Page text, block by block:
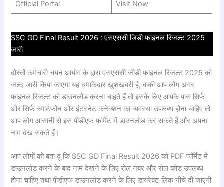
Official Portal Visit Now
SSC GD Final Result 2026 : एसएससी जिडी फाइनल रिजल्ट 2025
जारी
दोस्तों कर्मचारी चयन आयोग के द्वारा एसएससी जीडी फाइनल रिजल्ट 2025 को
जल्द जारी किया जाएगा यह धमाकेदार खुशखबरी है, बाकी आप लोग अगर
फाइनल रिजल्ट को डाउनलोड करना चाहते हैं तो इसके लिए आपके पास सिर्फ
और सिर्फ स्मार्टफोन और इंटरनेट कनेक्शन का व्यवस्था उपलब्ध होना चाहिए तो
आप लोग आसानी से इस पीडीएफ फॉर्मेट में डाउनलोड कर सकते हैं और अपना
नाम देख सकते हैं।
आप लोगों को बता दूं कि SSC GD Final Result 2026 को PDF फॉर्मेट में
डाउनलोड करने के बाद नाम देखने के लिए रोल नंबर और रोल कोड उपलब्ध
होना चाहिए तथा पीडीएफ डाउनलोड करने के लिए डायरेक्ट लिंक नीचे दी जाएगी